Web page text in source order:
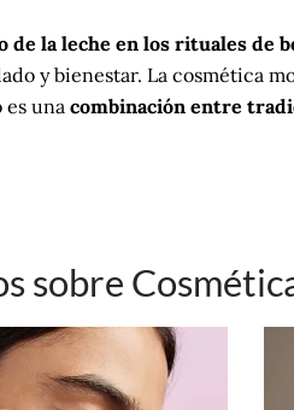
de la leche en los rituales de
y bienestar. La cosmética
una combinación entre
sobre